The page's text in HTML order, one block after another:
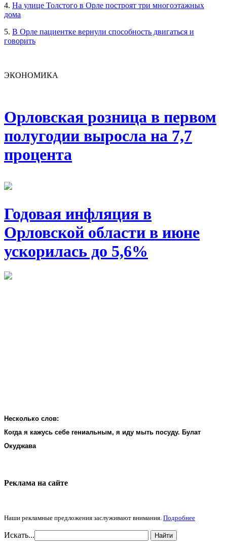
4. На улице Толстого в Орле построят три многоэтажных
дома
5. В Орле пациентке вернули способность двигаться и
говорить
ЭКОНОМИКА
Орловская розница в первом
полугодии выросла на 7,7
процента
Годовая инфляция в
Орловской области в июне
ускорилась до 5,6%
Несколько слов:
Когда я кажусь себе гениальным, я иду мыть посуду. Булат
Окуджава
Реклама на cайте
Наши рекламные предложения заслуживают внимания. Подробнее
Искать... Найти